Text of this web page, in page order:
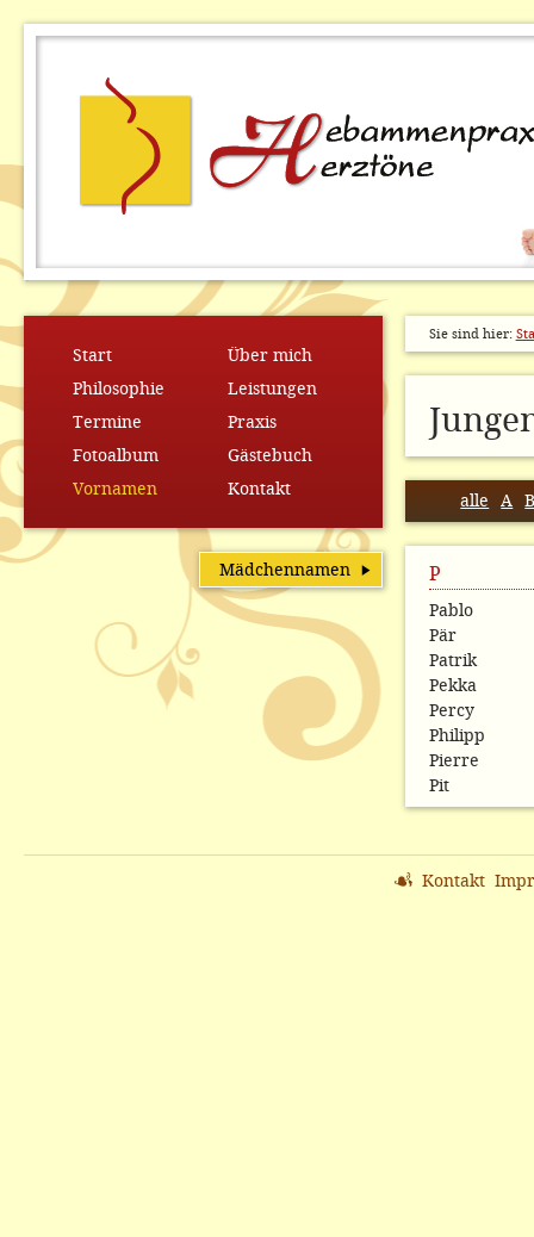
Start
Über mich
Philosophie
Leistungen
Termine
Praxis
Fotoalbum
Gästebuch
Vornamen
Kontakt
Mädchennamen
Sie sind hier:
alle A
P
Pablo
Pär
Patrik
Pekka
Percy
Philipp
Pierre
Pit
Kontakt